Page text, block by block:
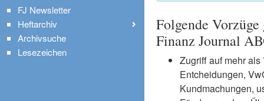
Folgende
Finanz Journal
Zugriff auf mehr
Entcheidungen,
Kundmachungen,
FJ Newsletter
Heftarchiv
Archivsuche
Lesezeichen